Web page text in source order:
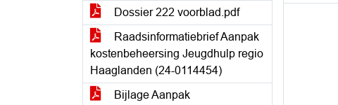
Dossier 222 voorblad.pdf
Raadsinformatiebrief Aanpak
kostenbeheersing Jeugdhulp regio
Haaglanden (24-0114454)
Bijlage Aanpak